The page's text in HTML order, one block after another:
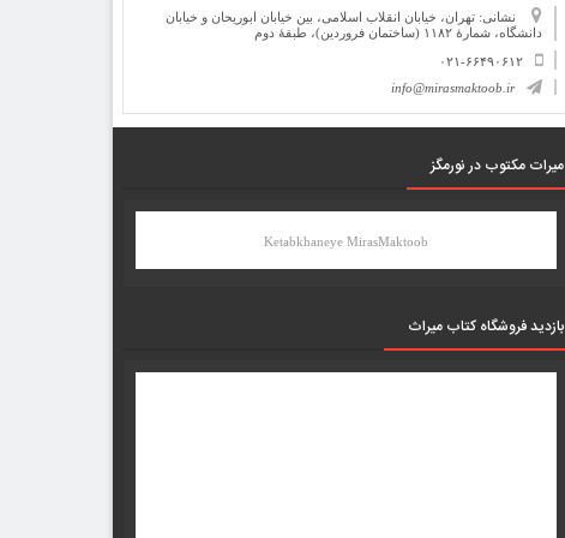
نشانی: تهران، خیابان انقلاب اسلامی، بین خیابان ابوریحان و خیابان
دانشگاه، شمارۀ ۱۱۸۲ (ساختمان فروردین)، طبقۀ دوم
۰۲۱-۶۶۴۹۰۶۱۲
info@mirasmaktoob.ir
میرات مکتوب در نورمگز
Ketabkhaneye MirasMaktoob
بازدید فروشگاه کتاب میراث